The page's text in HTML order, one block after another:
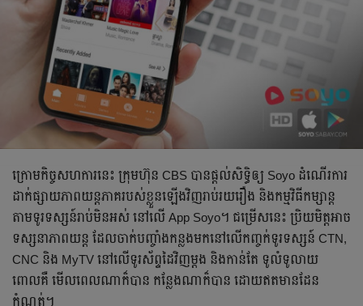
ក្រោមកិច្ចសហការនេះ ក្រុមហ៊ុន CBS បានផ្ដល់សិទ្ធិឲ្យ Soyo ដំណើរការ
ដាក់ផ្សាយភាពយន្តភាគរបស់ខ្លួនឡើងវិញរាប់រយរឿង និងកម្មវិធីកម្សាន្ត
តាមទូរទស្សន៍រាប់មិនអស់ នៅលើ App Soyo។ ជម្រើសនេះ ប្រិយមិត្តអាច
ទស្សនាភាពយន្ត ដែលចាក់បញ្ចាំងកន្លងមកនៅលើកញ្ចក់ទូរទស្សន៍ CTN,
CNC និង MyTV នៅលើទូរស័ព្ទដៃវិញម្ដង និងកាន់តែ ទូលំទូលាយ
ពោលគឺ មើលពេលណាក៏បាន កន្លែងណាក៏បាន ដោយឥតមានដែន
កំណត់។